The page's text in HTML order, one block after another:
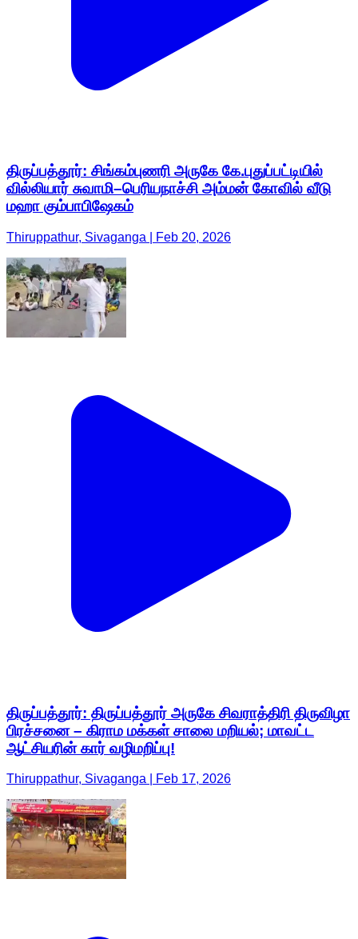
திருப்பத்தூர்: சிங்கம்புணரி அருகே கே.புதுப்பட்டியில்
வில்லியார் சுவாமி–பெரியநாச்சி அம்மன் கோவில் வீடு
மஹா கும்பாபிஷேகம்
Thiruppathur, Sivaganga | Feb 20, 2026
திருப்பத்தூர்: திருப்பத்தூர் அருகே சிவராத்திரி திருவிழா
பிரச்சனை – கிராம மக்கள் சாலை மறியல்; மாவட்ட
ஆட்சியரின் கார் வழிமறிப்பு!
Thiruppathur, Sivaganga | Feb 17, 2026